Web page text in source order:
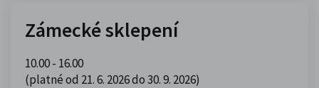
Zámecké sklepení
10.00 - 16.00
(platné od 21. 6. 2026 do 30. 9. 2026)